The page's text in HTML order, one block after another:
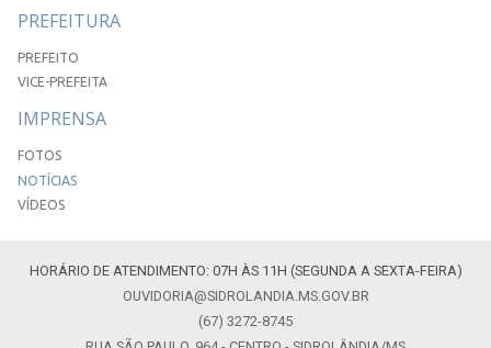
PREFEITURA
PREFEITO
VICE-PREFEITA
IMPRENSA
FOTOS
NOTÍCIAS
VÍDEOS
HORÁRIO DE ATENDIMENTO: 07H ÀS 11H (SEGUNDA A SEXTA-FEIRA)
OUVIDORIA@SIDROLANDIA.MS.GOV.BR
(67) 3272-8745